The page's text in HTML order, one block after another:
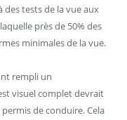
des tests de la vue aux
près de 50% des
minimales de la vue.
rempli un
visuel complet devrait
de conduire. Cela